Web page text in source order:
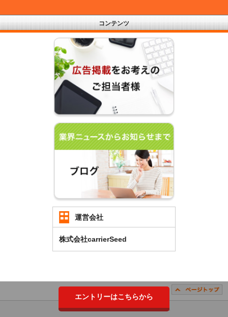
エントリーはこちらから
コンテンツ
運営会社
株式会社carrierSeed
Copyright （C）2018 carrierSeed Co.,LTD. All Rights Reserved.